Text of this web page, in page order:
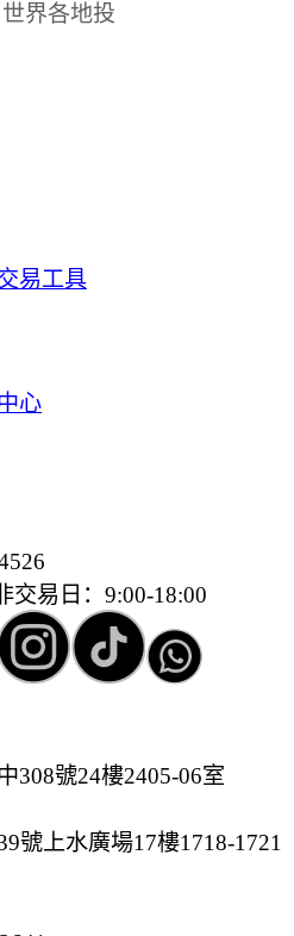
界各地投
易工具
心
交易日：9:00-18:00
308號24樓2405-06室
號上水廣場17樓1718-1721